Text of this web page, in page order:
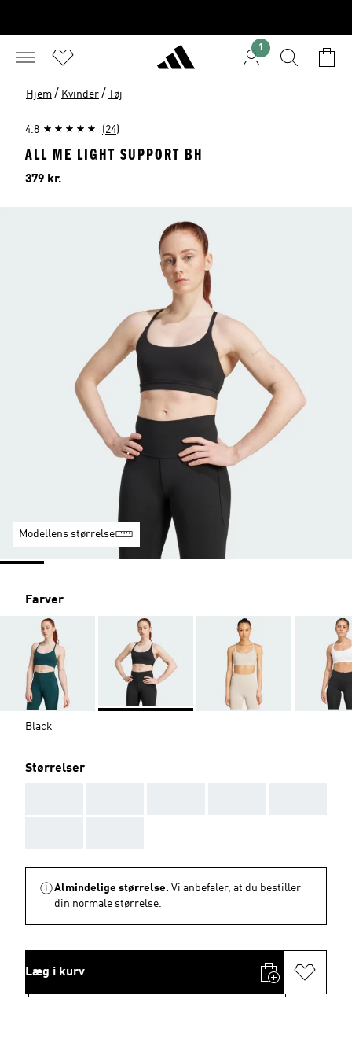
1
Hjem / Kvinder / Tøj
4.8 (24)
ALL ME LIGHT SUPPORT BH
Pris
379 kr.
Modellens størrelse
Farver
Black
Størrelser
Almindelige størrelse. Vi anbefaler, at du bestiller
din normale størrelse.
Læg i kurv